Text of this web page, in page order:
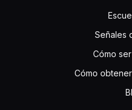
Señales
Cómo
Cómo